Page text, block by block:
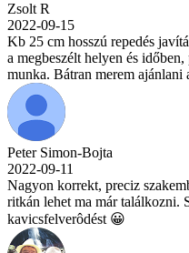
Zsolt R
2022-09-15
Kb 25 cm hosszú repedés
a megbeszélt helyen és
munka. Bátran merem ajánlani
Peter Simon-Bojta
2022-09-11
Nagyon korrekt, preciz
ritkán lehet ma már találkozni.
kavicsfelverôdést 😀